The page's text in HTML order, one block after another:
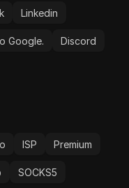
Linkedin
Google. Discord
ISP Premium
SOCKS5